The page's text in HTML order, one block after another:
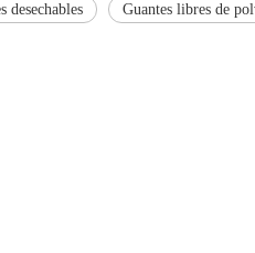
desechables Guantes libres de